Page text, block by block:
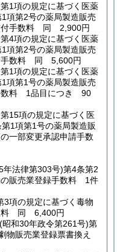
1項の規定に基づく医薬
項第2号の薬局製造販売
付手数料 同 2,900円
4項の規定に基づく医薬
項第2号の薬局製造販売
手数料 同 5,600円
1項の規定に基づく医薬
項第1号の薬局製造販売
数料 1品目につき 90
15項の規定に基づく医
1項第1号の薬局製造販
一部変更承認申請手数
年法律第303号)第4条第2
の販売業登録手数料 1件
3項の規定に基づく毒物
料 同 6,400円
(昭和30年政令第261号)第
物販売業登録票書換え